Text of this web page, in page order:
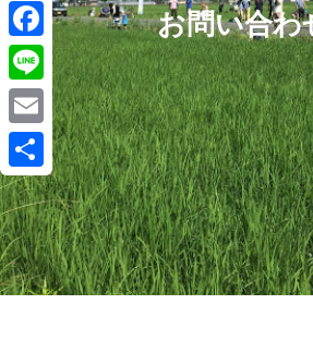
お問い合わ
X
F
a
c
e
b
o
o
k
L
i
n
e
E
m
a
i
l
共
有